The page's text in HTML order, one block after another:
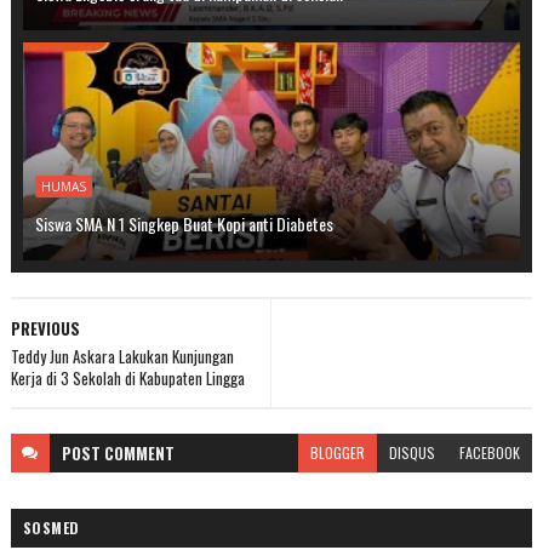
HUMAS
Siswa SMA N 1 Singkep Buat Kopi anti Diabetes
PREVIOUS
Teddy Jun Askara Lakukan Kunjungan
Kerja di 3 Sekolah di Kabupaten Lingga
POST COMMENT BLOGGER DISQUS FACEBOOK
SOSMED